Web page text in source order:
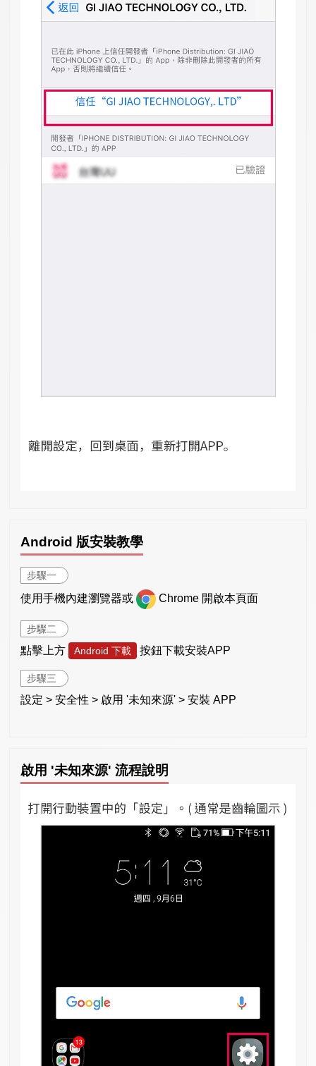
Android 版安裝教學
步驟一
使用手機內建瀏覽器或 Chrome 開啟本頁面
步驟二
點擊上方 Android 下載 按鈕下載安裝APP
步驟三
設定 > 安全性 > 啟用 '未知來源' > 安裝 APP
啟用 '未知來源' 流程說明